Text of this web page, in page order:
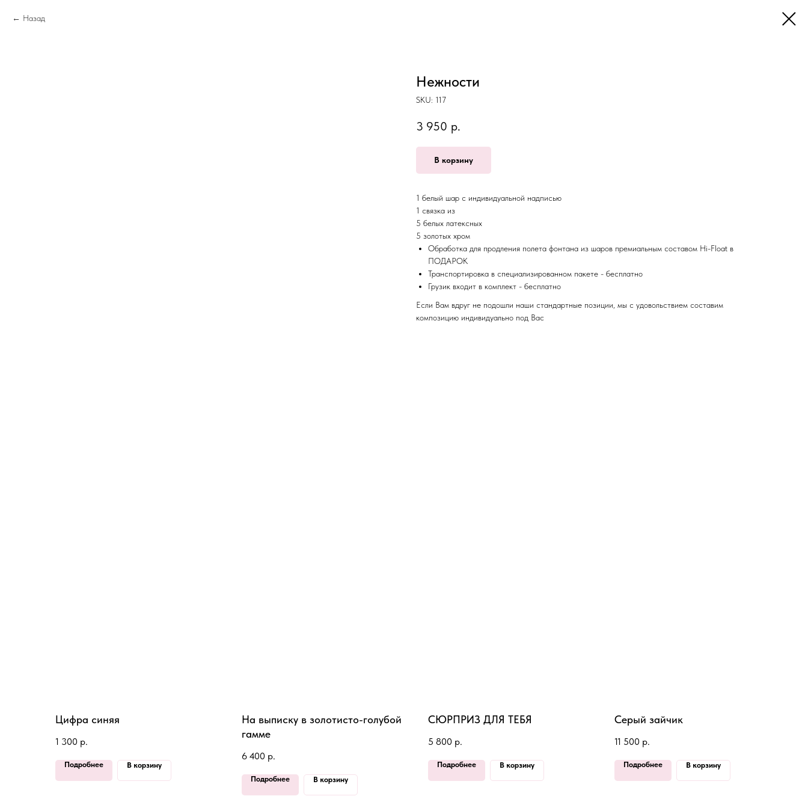
Назад
Нежности
SKU: 117
3 950 р.
В корзину
1 белый шар с индивидуальной надписью
1 связка из
5 белых латексных
5 золотых хром
Обработка для продления полета фонтана из шаров премиальным составом Hi-Float в
ПОДАРОК
Транспортировка в специализированном пакете - бесплатно
Грузик входит в комплект - бесплатно
Если Вам вдруг не подошли наши стандартные позиции, мы с удовольствием составим
композицию индивидуально под Вас
Цифра синяя
1 300 р.
Подробнее В корзину
На выписку в золотисто-голубой
гамме
6 400 р.
Подробнее В корзину
СЮРПРИЗ ДЛЯ ТЕБЯ
5 800 р.
Подробнее В корзину
Серый зайчик
11 500 р.
Подробнее В корзину